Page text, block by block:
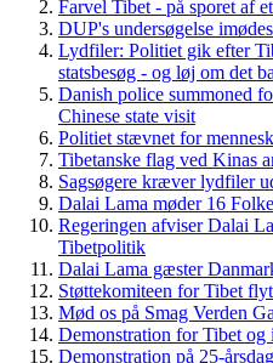
Farvel Tibet - på sporet af
DUP's undersøgelse
Lydfiler: Politiet gik efter
statsbesøg - og løj om det
Danish police summoned
Chinese state visit
Politiet stævnet for
Tibetanske flag ved Kinas
Sagsøgere kræver lydfiler
Dalai Lama møder 16
Regeringen afviser Dalai
Tibetpolitik
Dalai Lama gæster
Støttekomiteen for Tibet
Mød os på Smag Verden
Demonstration for Tibet og
Demonstration på 25-